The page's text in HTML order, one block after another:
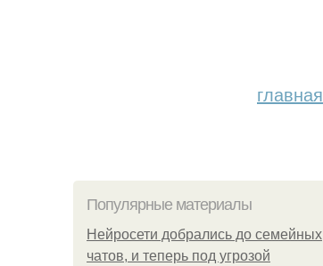
главная
Популярные материалы
Нейросети добрались до семейных
чатов, и теперь под угрозой